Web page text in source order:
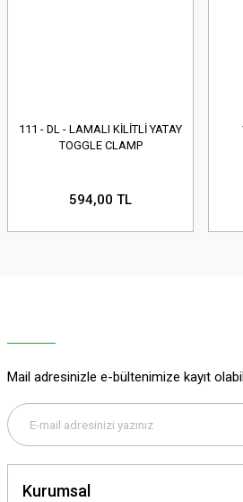
111 - DL - LAMALI KİLİTLİ YATAY
TOGGLE CLAMP
594,00 TL
Mail adresinizle e-bültenimize kayıt
Kurumsal